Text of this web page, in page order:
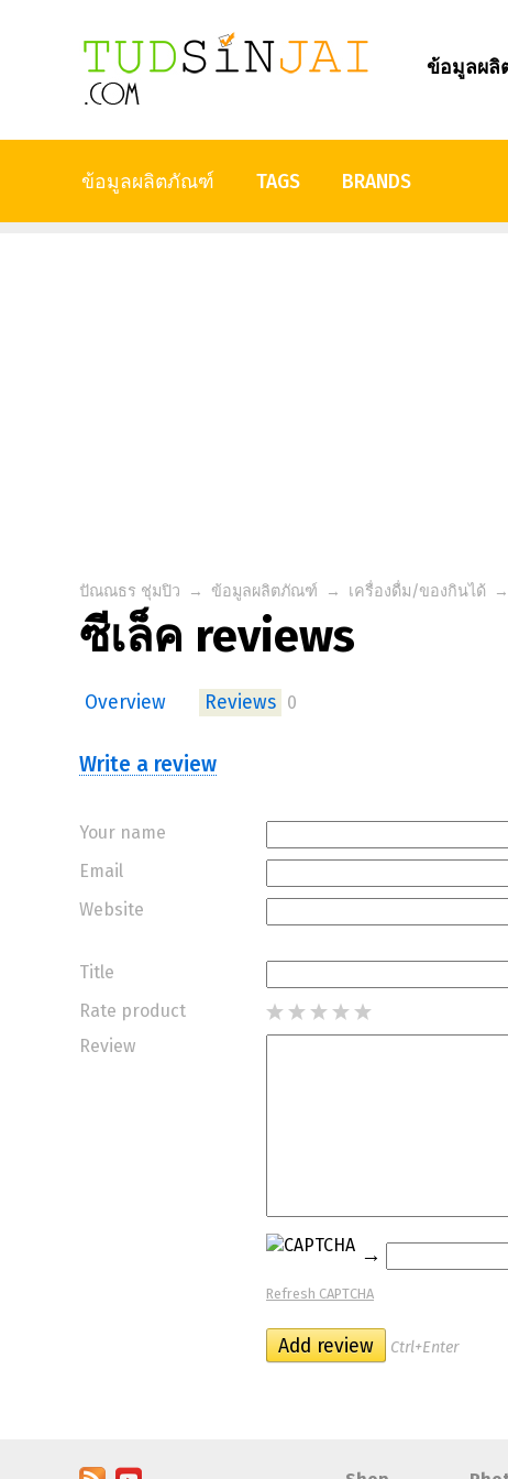
ข้อมูลผ
ข้อมูลผลิตภัณฑ์ TAGS BRANDS
ปัณณธร ชุ่มปิว → ข้อมูลผลิตภัณฑ์ → เครื่องดื่ม/ของกินได้ →
ซีเล็ค reviews
Overview Reviews 0
Write a review
Your name
Email
Website
Title
Rate product
Review
→
Refresh CAPTCHA
Ctrl+Enter